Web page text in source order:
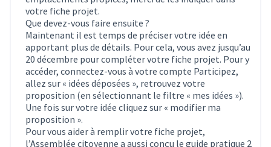
votre fiche projet.
Que devez-vous faire ensuite ?
Maintenant il est temps de préciser votre idée en
apportant plus de détails. Pour cela, vous avez jusqu’au
20 décembre pour compléter votre fiche projet. Pour y
accéder, connectez-vous à votre compte Participez,
allez sur « idées déposées », retrouvez votre
proposition (en sélectionnant le filtre « mes idées »).
Une fois sur votre idée cliquez sur « modifier ma
proposition ».
Pour vous aider à remplir votre fiche projet,
l’Assemblée citoyenne a aussi conçu le guide pratique 2